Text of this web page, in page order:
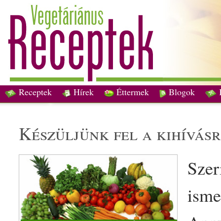
Receptek Hírek Éttermek Blogok
készüljünk fel a